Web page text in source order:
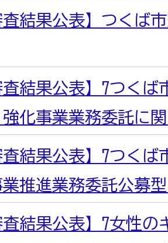
査結果公表】つくば
査結果公表】7つく
化事業業務委託に
査結果公表】7つく
業推進業務委託公募
査結果公表】7女性